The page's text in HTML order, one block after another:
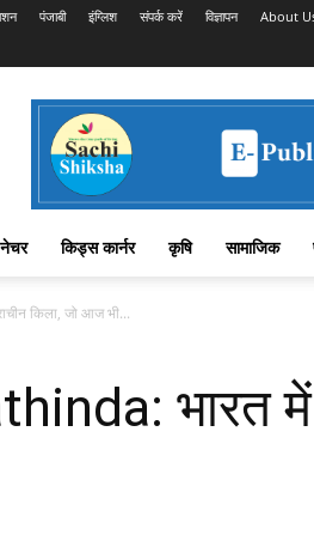
पंजाबी इंग्लिश संपर्क करें विज्ञापन About
नेचर किड्स कार्नर कृषि सामाजिक
किला, जो आज भी...
भारत में